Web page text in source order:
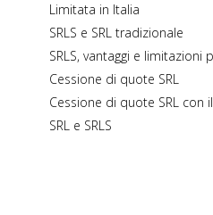
Limitata in Italia
SRLS e SRL tradizionale
SRLS, vantaggi e limitazioni
Cessione di quote SRL
Cessione di quote SRL con
SRL e SRLS